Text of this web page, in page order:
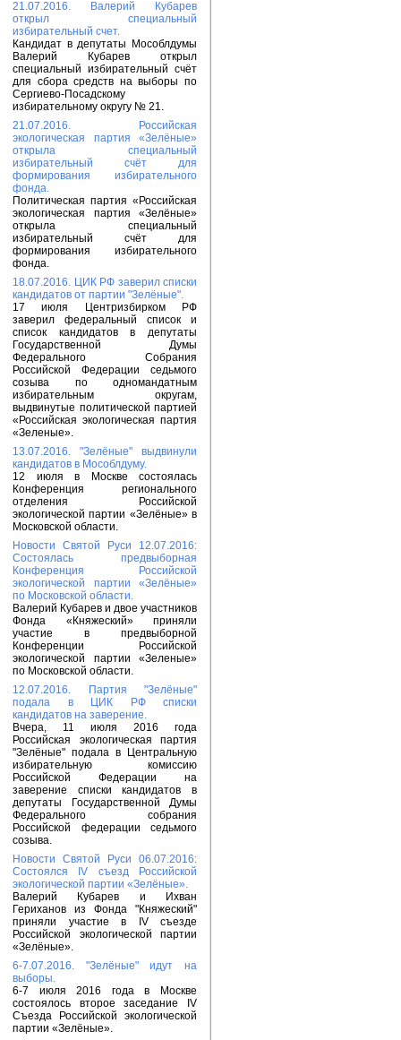
21.07.2016. Валерий Кубарев
открыл специальный
избирательный счет.
Кандидат в депутаты Мособлдумы
Валерий Кубарев открыл
специальный избирательный счёт
для сбора средств на выборы по
Сергиево-Посадскому
избирательному округу № 21.
21.07.2016. Российская
экологическая партия «Зелёные»
открыла специальный
избирательный счёт для
формирования избирательного
фонда.
Политическая партия «Российская
экологическая партия «Зелёные»
открыла специальный
избирательный счёт для
формирования избирательного
фонда.
18.07.2016. ЦИК РФ заверил списки
кандидатов от партии "Зелёные".
17 июля Центризбирком РФ
заверил федеральный список и
список кандидатов в депутаты
Государственной Думы
Федерального Собрания
Российской Федерации седьмого
созыва по одномандатным
избирательным округам,
выдвинутые политической партией
«Российская экологическая партия
«Зеленые».
13.07.2016. "Зелёные" выдвинули
кандидатов в Мособлдуму.
12 июля в Москве состоялась
Конференция регионального
отделения Российской
экологической партии «Зелёные» в
Московской области.
Новости Святой Руси 12.07.2016:
Состоялась предвыборная
Конференция Российской
экологической партии «Зелёные»
по Московской области.
Валерий Кубарев и двое участников
Фонда «Княжеский» приняли
участие в предвыборной
Конференции Российской
экологической партии «Зеленые»
по Московской области.
12.07.2016. Партия "Зелёные"
подала в ЦИК РФ списки
кандидатов на заверение.
Вчера, 11 июля 2016 года
Российская экологическая партия
"Зелёные" подала в Центральную
избирательную комиссию
Российской Федерации на
заверение списки кандидатов в
депутаты Государственной Думы
Федерального собрания
Российской федерации седьмого
созыва.
Новости Святой Руси 06.07.2016:
Состоялся IV съезд Российской
экологической партии «Зелёные».
Валерий Кубарев и Ихван
Гериханов из Фонда "Княжеский"
приняли участие в IV съезде
Российской экологической партии
«Зелёные».
6-7.07.2016. "Зелёные" идут на
выборы.
6-7 июля 2016 года в Москве
состоялось второе заседание IV
Съезда Российской экологической
партии «Зелёные».